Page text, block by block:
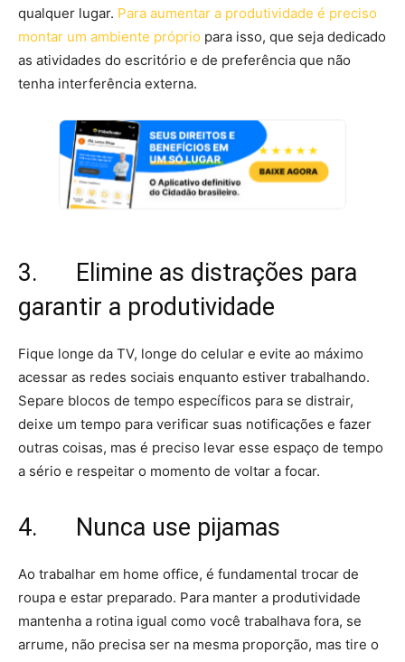
qualquer lugar. Para aumentar a produtividade é preciso
montar um ambiente próprio para isso, que seja dedicado
as atividades do escritório e de preferência que não
tenha interferência externa.
3. Elimine as distrações para
garantir a produtividade
Fique longe da TV, longe do celular e evite ao máximo
acessar as redes sociais enquanto estiver trabalhando.
Separe blocos de tempo específicos para se distrair,
deixe um tempo para verificar suas notificações e fazer
outras coisas, mas é preciso levar esse espaço de tempo
a sério e respeitar o momento de voltar a focar.
4. Nunca use pijamas
Ao trabalhar em home office, é fundamental trocar de
roupa e estar preparado. Para manter a produtividade
mantenha a rotina igual como você trabalhava fora, se
arrume, não precisa ser na mesma proporção, mas tire o